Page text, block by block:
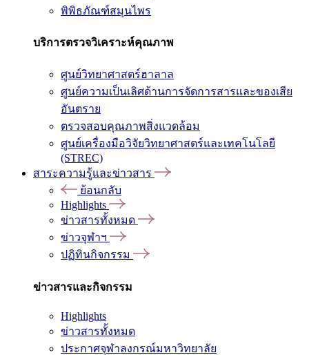
พิพิธภัณฑ์สมุนไพร
บริการตรวจวิเคราะห์คุณภาพ
ศูนย์วิทยาศาสตร์ฮาลาล
ศูนย์ความเป็นเลิศด้านการจัดการสารและของเสีย
อันตราย
ตรวจสอบคุณภาพสิ่งแวดล้อม
ศูนย์เครื่องมือวิจัยวิทยาศาสตร์และเทคโนโลยี
(STREC)
สาระความรู้และข่าวสาร
ย้อนกลับ
Highlights
ข่าวสารทั้งหมด
ข่าวจุฬาฯ
ปฏิทินกิจกรรม
ข่าวสารและกิจกรรม
Highlights
ข่าวสารทั้งหมด
ประกาศจุฬาลงกรณ์มหาวิทยาลัย